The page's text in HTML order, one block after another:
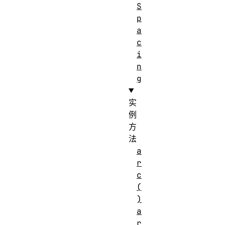
S
p
a
c
i
n
g
实
例
方
法
a
r
c
(
)
a